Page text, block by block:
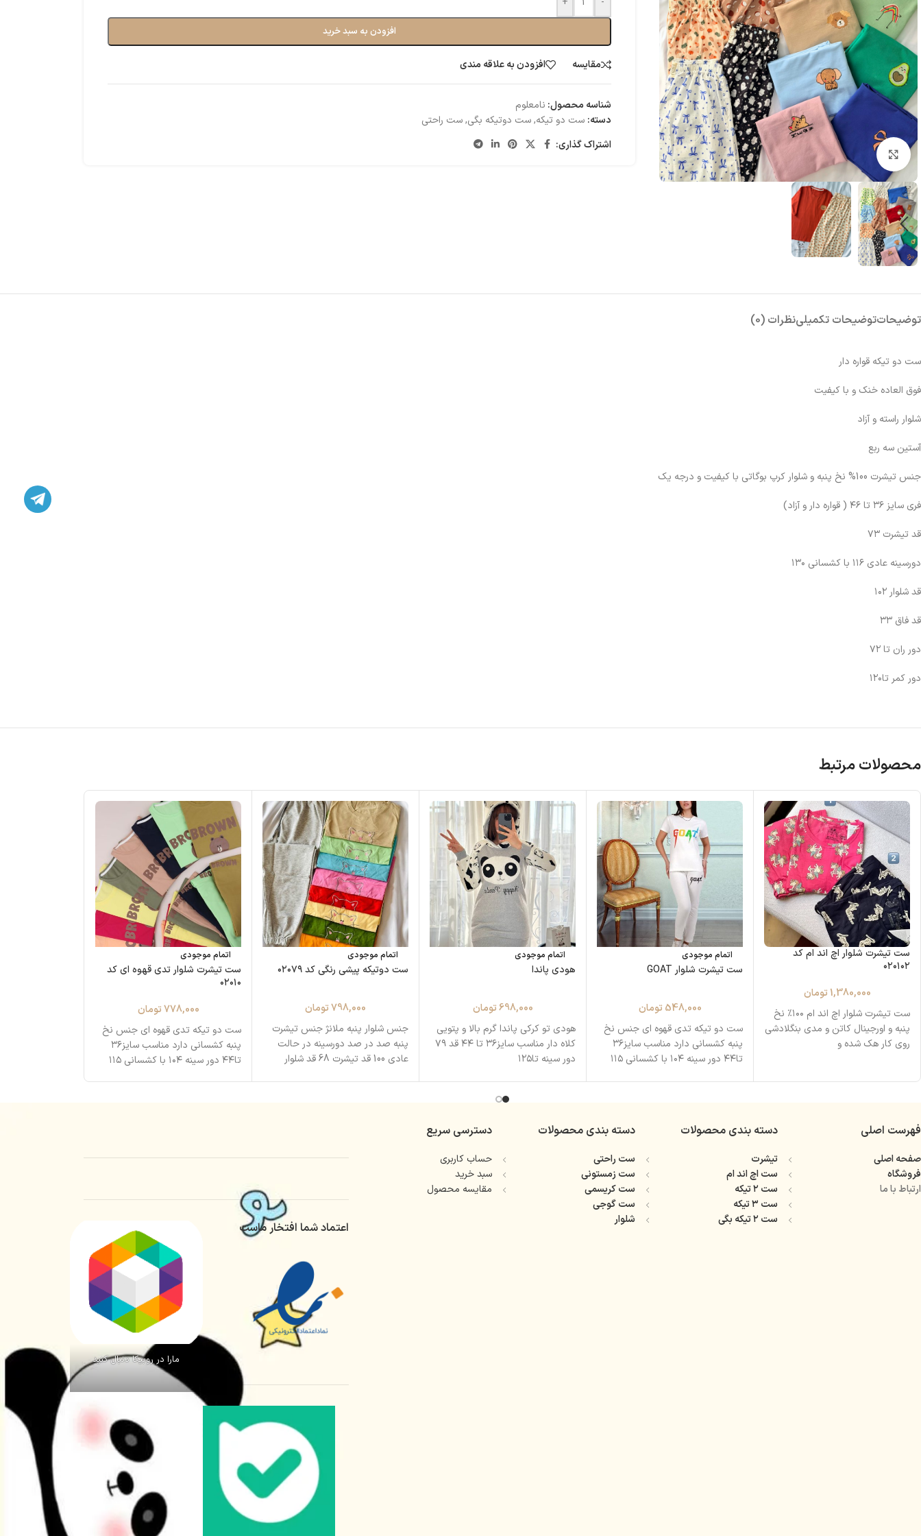
بزرگنمایی تصویر
افزودن به سبد خرید
مقایسه افزودن به علاقه مندی
شناسه محصول: نامعلوم
دسته: ست دو تیکه, ست دو‌تیکه بگی, ست راحتی
اشتراک گذاری:
توضیحاتتوضیحات تکمیلینظرات (0)
ست دو تیکه قواره دار
فوق العاده خنک و با کیفیت
شلوار راسته و آزاد
آستین سه ربع
جنس تیشرت 100% نخ پنبه و شلوار کرپ بوگاتی با کیفیت و درجه یک
فری سایز ۳۶ تا ۴۶ ( قواره دار و آزاد)
قد تیشرت ۷۳
دورسینه عادی ۱۱۶ با کشسانی ۱۳۰
قد شلوار ۱۰۲
قد فاق ۳۳
دور ران تا ۷۲
دور کمر تا۱۲۰
محصولات مرتبط
ست تیشرت شلوار اچ اند ام کد
۰۲۰۱۰۲
1,380,000 تومان
ست تیشرت شلوار اچ اند ام ۱۰۰٪ نخ
پنبه و اورجینال کاتن و مدی بنگلادشی
روی کار هک‌ شده و
اتمام موجودی
ست تیشرت شلوار GOAT
548,000 تومان
ست دو تیکه تدی قهوه ای جنس نخ
پنبه کشسانی دارد مناسب سایز۳۶
تا۴۴ دور سینه ۱۰۴ با کشسانی ۱۱۵
اتمام موجودی
هودی پاندا
698,000تومان
هودی تو کرکی پاندا گرم بالا و پتویی
کلاه دار مناسب سایز۳۶ تا ۴۴ قد ۷۹
دور سینه تا۱۲۵
اتمام موجودی
ست دوتیکه پیشی رنگی کد ۰۲۰۷۹
798,000تومان
جنس شلوار پنبه ملانژ جنس تیشرت
پنبه صد در صد دورسینه در حالت
عادی 100 قد تیشرت 68 قد شلوار
اتمام موجودی
ست تیشرت شلوار تدی قهوه ای کد
۰۲۰۱۰
778,000تومان
ست دو تیکه تدی قهوه ای جنس نخ
پنبه کشسانی دارد مناسب سایز۳۶
تا۴۴ دور سینه ۱۰۴ با کشسانی ۱۱۵
فهرست اصلی
صفحه اصلی
فروشگاه
ارتباط با ما
دسته بندی محصولات
تیشرت
ست اچ اند ام
ست ۲ تیکه
ست ۳ تیکه
ست ۲ تیکه بگی
دسته بندی محصولات
ست راحتی
ست زمستونی
ست کریسمی
ست گوجی
شلوار
دسترسی سریع
حساب کاربری
سبد خرید
مقایسه محصول
اعتماد شما افتخار ماست
مارا در روبیکا دنبال کنید